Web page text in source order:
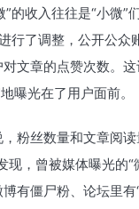
”的收入往往是“小微”
行了调整，公开公众
文章的点赞次数。
曝光在了用户面前。
丝数量和文章阅读
现，曾被媒体曝光的“
有僵尸粉、论坛里有